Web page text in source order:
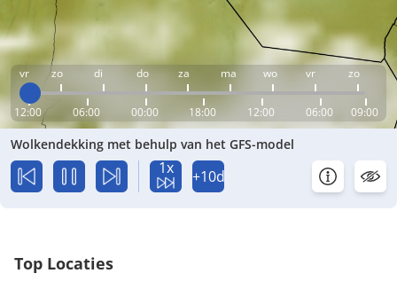
vr zo di do za ma wo vr zo
12:00 06:00 00:00 18:00 12:00 06:00 09:00
Wolkendekking met behulp van het GFS-model
1x +10d
Top Locaties